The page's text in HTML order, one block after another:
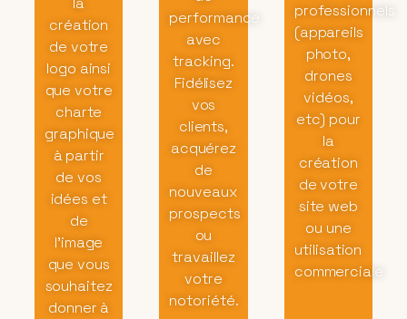
création
de votre
logo ainsi
que votre
charte
graphique
à partir
de vos
idées et
de
l’image
que vous
souhaitez
donner à
performance
avec
tracking.
Fidélisez
vos
clients,
acquérez
de
nouveaux
prospects
ou
travaillez
votre
notoriété.
professionnels
(appareils
photo,
drones
vidéos,
etc) pour
la
création
de votre
site web
ou une
utilisation
commerciale